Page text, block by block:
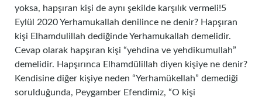
yoksa, hapşıran kişi de aynı şekilde karşılık vermeli!5
Eylül 2020 Yerhamukallah denilince ne denir? Hapşıran
kişi Elhamdulillah dediğinde Yerhamukallah demelidir.
Cevap olarak hapşıran kişi “yehdina ve yehdikumullah”
demelidir. Hapşırınca Elhamdülillah diyen kişiye ne denir?
Kendisine diğer kişiye neden “Yerhamükellah” demediği
sorulduğunda, Peygamber Efendimiz, “O kişi